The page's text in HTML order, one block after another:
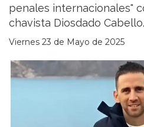
penales internacionales"
chavista Diosdado Cabello.
Viernes 23 de Mayo de 2025